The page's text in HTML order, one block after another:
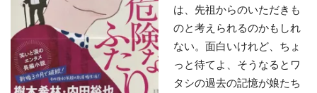
は、先祖からのいただきも
のと考えられるのかもしれ
ない。面白いけれど、ちょ
っと待てよ、そうなるとワ
タシの過去の記憶が娘たち